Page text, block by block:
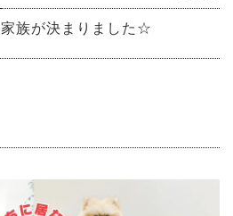
家族が決まりました☆